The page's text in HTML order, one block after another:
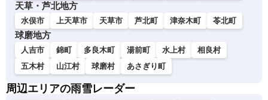
天草・芦北地方
水俣市 上天草市 天草市 芦北町 津奈木町 苓北町
球磨地方
人吉市 錦町 多良木町 湯前町 水上村
相良村
五木村
山江村 球磨村 あさぎり町
周辺エリアの雨雪レーダー